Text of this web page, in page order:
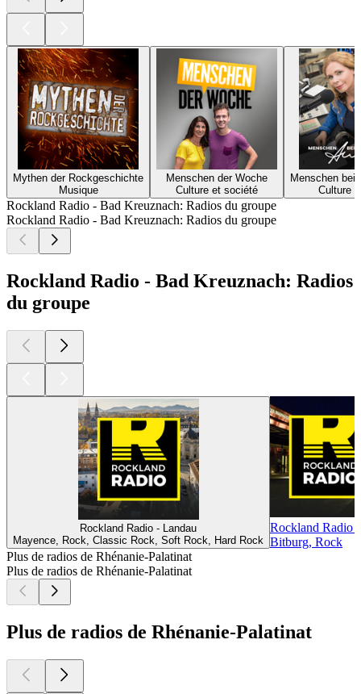
Mythen der Rockgeschichte
Musique
Menschen der Woche
Culture et société
Menschen bei
Culture
Rockland Radio - Bad Kreuznach: Radios du groupe
Rockland Radio - Bad Kreuznach: Radios du groupe
Rockland Radio - Bad Kreuznach: Radios
du groupe
Rockland Radio - Landau
Mayence, Rock, Classic Rock, Soft Rock, Hard Rock
Rockland Radio
Bitburg, Rock
Plus de radios de Rhénanie-Palatinat
Plus de radios de Rhénanie-Palatinat
Plus de radios de Rhénanie-Palatinat